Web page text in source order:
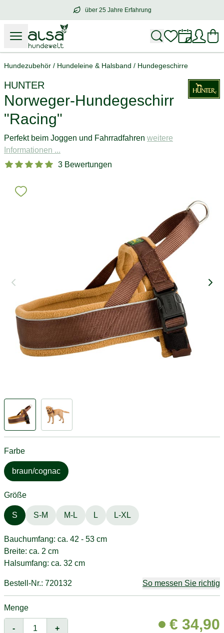
über 25 Jahre Erfahrung
über25 Jahre Erfahrung
Hundezubehör / Hundeleine & Halsband / Hundegeschirre
HUNTER
Norweger-Hundegeschirr
"Racing"
Perfekt beim Joggen und Fahrradfahren weitere
Informationen ...
3 Bewertungen
Farbe
braun/cognac
Größe
S S-M M-L L L-XL
Bauchumfang: ca. 42 - 53 cm
Breite: ca. 2 cm
Halsumfang: ca. 32 cm
Bestell-Nr.: 720132 So messen Sie richtig
Menge
- + € 34,90